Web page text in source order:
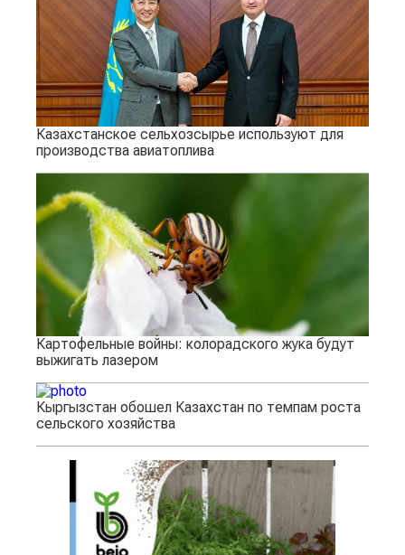
Казахстанское сельхозсырье используют для
производства авиатоплива
Картофельные войны: колорадского жука будут
выжигать лазером
Кыргызстан обошел Казахстан по темпам роста
сельского хозяйства